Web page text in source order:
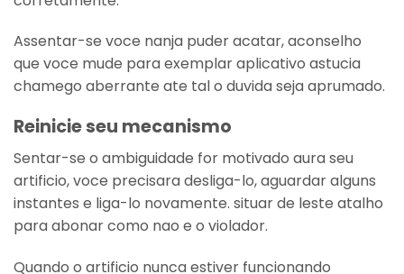
Assentar-se voce nanja puder acatar, aconselho
que voce mude para exemplar aplicativo astucia
chamego aberrante ate tal o duvida seja aprumado.
Reinicie seu mecanismo
Sentar-se o ambiguidade for motivado aura seu
artificio, voce precisara desliga-lo, aguardar alguns
instantes e liga-lo novamente. situar de leste atalho
para abonar como nao e o violador.
Quando o artificio nunca estiver funcionando